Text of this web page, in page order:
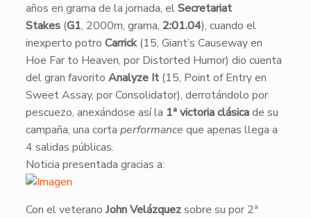
años en grama de la jornada, elSecretariat
Stakes(G1, 2000m, grama, 2:01.04), cuando el
inexperto potro Carrick(15, Giant’s Causeway en
Hoe Far to Heaven, por Distorted Humor) dio cuenta
del gran favorito Analyze It(15, Point of Entry en
Sweet Assay, por Consolidator), derrotándolo por
pescuezo, anexándose así la 1ª victoria clásicade su
campaña, una corta performance que apenas llega a
4 salidas públicas.
Noticia presentada gracias a:
​Con el veterano John Velázquezsobre su por 2ª